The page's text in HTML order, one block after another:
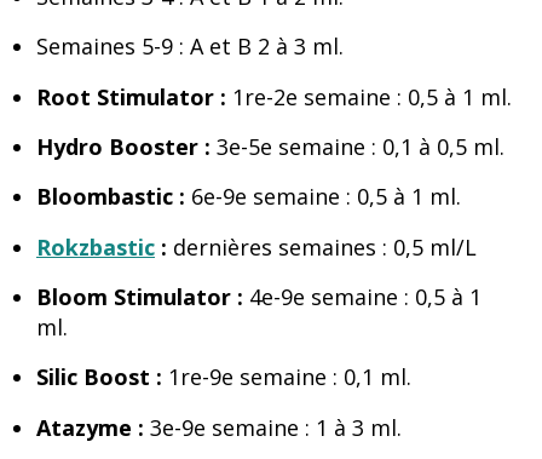
Semaines 5-9 : A et B 2 à 3 ml.
Root Stimulator : 1re-2e semaine : 0,5 à 1 ml.
Hydro Booster : 3e-5e semaine : 0,1 à 0,5 ml.
Bloombastic : 6e-9e semaine : 0,5 à 1 ml.
Rokzbastic : dernières semaines : 0,5 ml/L
Bloom Stimulator : 4e-9e semaine : 0,5 à 1
ml.
Silic Boost : 1re-9e semaine : 0,1 ml.
Atazyme : 3e-9e semaine : 1 à 3 ml.